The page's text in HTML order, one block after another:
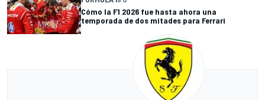
Cómo la F1 2026 fue hasta ahora una
temporada de dos mitades para Ferrari